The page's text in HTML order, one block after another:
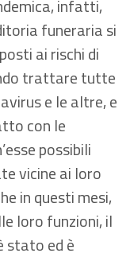
infatti,
funeraria si
ai rischi di
trattare tutte
e le altre, e
con le
possibili
vicine ai loro
in questi mesi,
loro funzioni, il
stato ed è